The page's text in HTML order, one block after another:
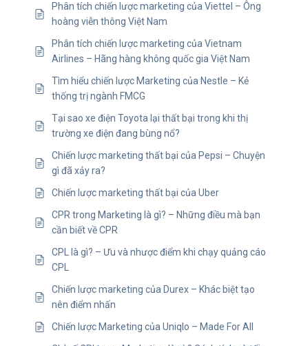
Phân tích chiến lược marketing của Viettel – Ông
hoàng viễn thông Việt Nam
Phân tích chiến lược marketing của Vietnam
Airlines – Hãng hàng không quốc gia Việt Nam
Tìm hiểu chiến lược Marketing của Nestle – Kẻ
thống trị ngành FMCG
Tại sao xe điện Toyota lại thất bại trong khi thị
trường xe điện đang bùng nổ?
Chiến lược marketing thất bại của Pepsi – Chuyện
gì đã xảy ra?
Chiến lược marketing thất bại của Uber
CPR trong Marketing là gì? – Những điều mà bạn
cần biết về CPR
CPL là gì? – Ưu và nhược điểm khi chạy quảng cáo
CPL
Chiến lược marketing của Durex – Khác biệt tạo
nên điểm nhấn
Chiến lược Marketing của Uniqlo – Made For All